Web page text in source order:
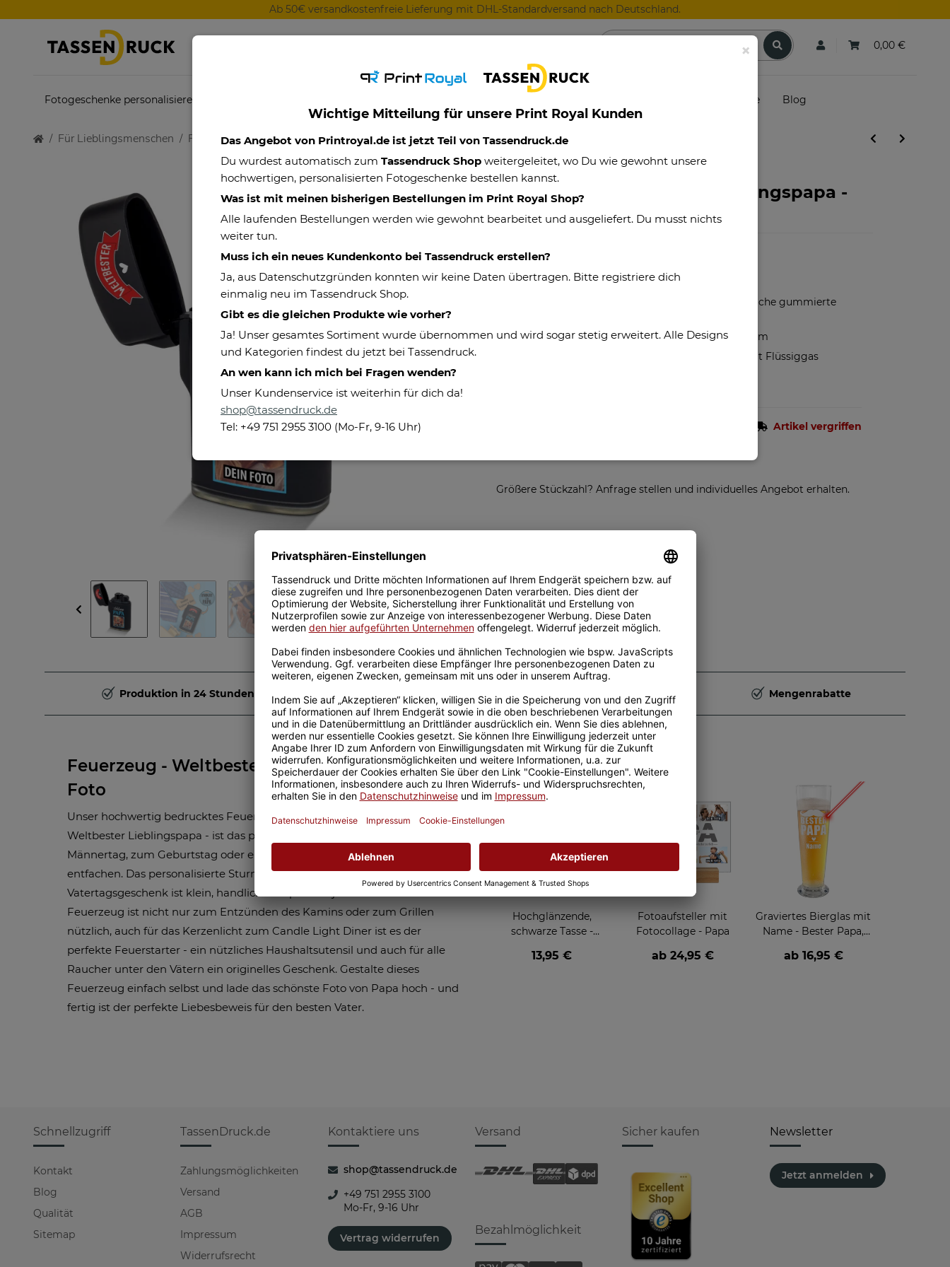
Ab 50€ versandkostenfreie Lieferung mit DHL-Standardversand nach Deutschland.
0,00 €
Fotogeschenke personalisieren Gutscheine Blog
Für Lieblingsmenschen Familie Feuerzeug - Weltbester Lieblingspapa - mit Foto
Feuerzeug - Weltbester Lieblingspapa -
mit Foto
Eigenschaften
Artikelnummer:
Kunststoff, weiche gummierte
Maße:
40 mm x 70 mm
Nachfüllbar mit Flüssiggas
Artikel vergriffen
Größere Stückzahl? Anfrage stellen und individuelles Angebot erhalten.
Produktion in 24 Stunden Sicherer Kauf Auf Rechnung Produktion in Deutschland Mengenrabatte
Feuerzeug - Weltbester Lieblingspapa - mit
Foto
Unser hochwertig bedrucktes Feuerzeug für Papa mit dem Spruch -
Weltbester Lieblingspapa - ist das perfekte Geschenk zum Vatertag oder
Männertag, zum Geburtstag oder einfach nur so für den Papa zum Feuer
entfachen. Das personalisierte Sturmfeuerzeug als persönliches
Vatertagsgeschenk ist klein, handlich und passt in jede Hosentasche. Das
Feuerzeug ist nicht nur zum Entzünden des Kamins oder zum Grillen
nützlich, auch für das Kerzenlicht zum Candle Light Diner ist es der
perfekte Feuerstarter - ein nützliches Haushaltsutensil und auch für alle
Raucher unter den Vätern ein originelles Geschenk. Gestalte dieses
Feuerzeug einfach selbst und lade das schönste Foto von Papa hoch - und
fertig ist der perfekte Liebesbeweis für den besten Vater.
Passend zu Deinem Feuerzeug
Hochglänzende,
schwarze Tasse -
Fotos gestalten
13,95 €
Fotoaufsteller mit
Fotocollage - Papa
ab 24,95 €
Graviertes Bierglas mit
Name - Bester Papa,
ab 16,95 €
Schnellzugriff
Kontakt
Blog
Qualität
Sitemap
TassenDruck.de
Zahlungsmöglichkeiten
Versand
AGB
Impressum
Widerrufsrecht
Kontaktiere uns
shop@tassendruck.de
+49 751 2955 3100
Mo-Fr, 9-16 Uhr
Vertrag widerrufen
Versand
Bezahlmöglichkeit
Sicher kaufen Newsletter
Jetzt anmelden
×
Wichtige Mitteilung für unsere Print Royal Kunden
Das Angebot von Printroyal.de ist jetzt Teil von Tassendruck.de
Du wurdest automatisch zum Tassendruck Shop weitergeleitet, wo Du wie gewohnt unsere
hochwertigen, personalisierten Fotogeschenke bestellen kannst.
Was ist mit meinen bisherigen Bestellungen im Print Royal Shop?
Alle laufenden Bestellungen werden wie gewohnt bearbeitet und ausgeliefert. Du musst nichts
weiter tun.
Muss ich ein neues Kundenkonto bei Tassendruck erstellen?
Ja, aus Datenschutzgründen konnten wir keine Daten übertragen. Bitte registriere dich
einmalig neu im Tassendruck Shop.
Gibt es die gleichen Produkte wie vorher?
Ja! Unser gesamtes Sortiment wurde übernommen und wird sogar stetig erweitert. Alle Designs
und Kategorien findest du jetzt bei Tassendruck.
An wen kann ich mich bei Fragen wenden?
Unser Kundenservice ist weiterhin für dich da!
shop@tassendruck.de
Tel: +49 751 2955 3100 (Mo-Fr, 9-16 Uhr)